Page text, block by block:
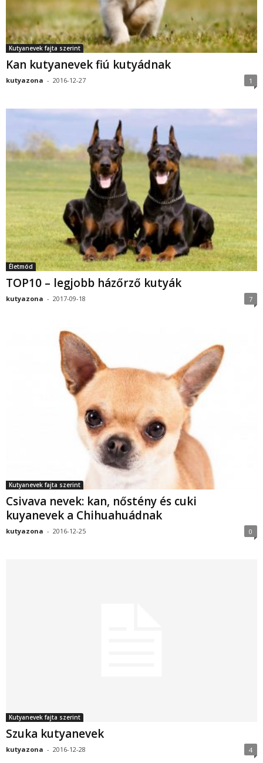
Kutyanevek fajta szerint
Kan kutyanevek fiú kutyádnak
kutyazona - 2016-12-27 1
Életmód
TOP10 – legjobb házőrző kutyák
kutyazona - 2017-09-18 7
Kutyanevek fajta szerint
Csivava nevek: kan, nőstény és cuki
kuyanevek a Chihuahuádnak
kutyazona - 2016-12-25 0
Kutyanevek fajta szerint
Szuka kutyanevek
kutyazona - 2016-12-28 4